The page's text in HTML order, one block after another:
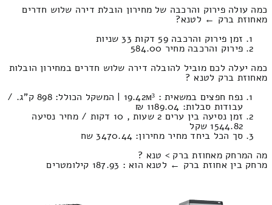
כמה עולה פירוק והרכבה של מחירון הובלת דירה שלוש חדרים
מאחוזת ברק ← לטנא?
זמן פירוק והרכבה 59 דקות 33 שניות
פירוק והרכבה מחיר 584.00
כמה יעלה לכם מוביל להובלה דירה שלוש חדרים במחירון הובלות
מאחוזת ברק לטנא ?
נפח חפצים במשאית : 19.42м³ | המשקל הכולל: 898 ק”ג. /
עבודות סבלות: 1189.04 ₪
זמן נסיעה בין ערים 2 שעות , 10 דקות / מחיר נסיעה
1544.82 שקל
סך הכל ביחד מחיר מחירון: 3470.44 שח
מה המרחק מאחוזת ברק > טנא ?
מרחק בין אחוזת ברק ← לטנא הוא : 187.93 קילומטרים